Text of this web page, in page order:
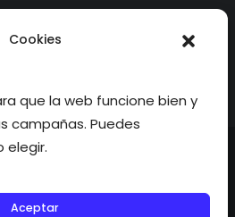
Cookies
que la web funcione bien y
campañas. Puedes
elegir.
Aceptar